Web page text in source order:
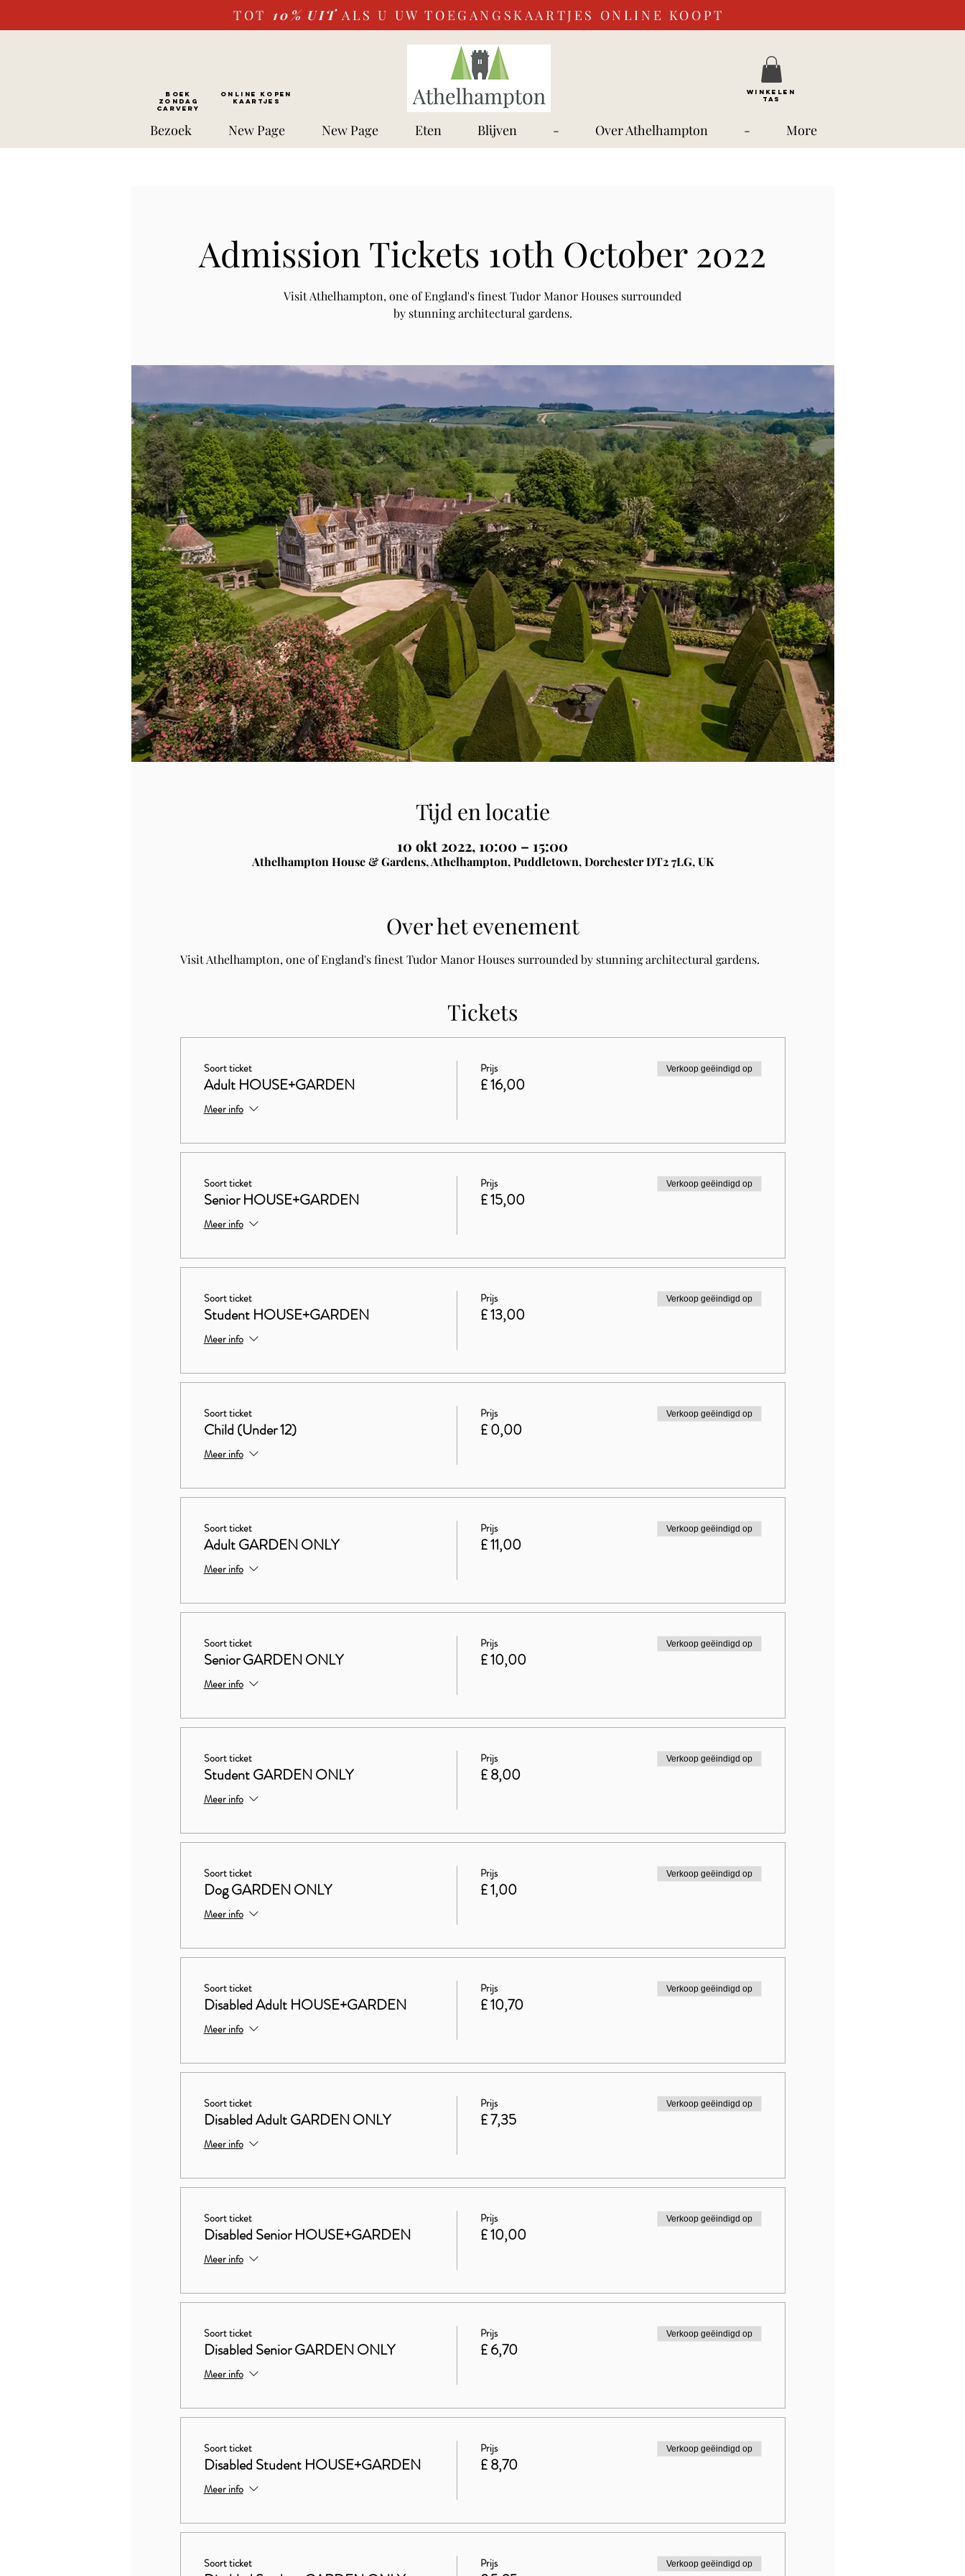
TOT 10% UIT ALS U UW TOEGANGSKAARTJES ONLINE KOOPT
BOEK
ZONDAG
CARVERY
ONLINE kopen
Kaartjes
WINKELEN
TAS
Bezoek New Page New Page Eten Blijven - Over Athelhampton - More
Admission Tickets 10th October 2022
Visit Athelhampton, one of England's finest Tudor Manor Houses surrounded
by stunning architectural gardens.
Tijd en locatie
10 okt 2022, 10:00 – 15:00
Athelhampton House & Gardens, Athelhampton, Puddletown, Dorchester DT2 7LG, UK
Over het evenement
Visit Athelhampton, one of England's finest Tudor Manor Houses surrounded by stunning architectural gardens.
Tickets
Soort ticket
Adult HOUSE+GARDEN
Meer info
Prijs
£ 16,00
Verkoop geëindigd op
Soort ticket
Senior HOUSE+GARDEN
Meer info
Prijs
£ 15,00
Verkoop geëindigd op
Soort ticket
Student HOUSE+GARDEN
Meer info
Prijs
£ 13,00
Verkoop geëindigd op
Soort ticket
Child (Under 12)
Meer info
Prijs
£ 0,00
Verkoop geëindigd op
Soort ticket
Adult GARDEN ONLY
Meer info
Prijs
£ 11,00
Verkoop geëindigd op
Soort ticket
Senior GARDEN ONLY
Meer info
Prijs
£ 10,00
Verkoop geëindigd op
Soort ticket
Student GARDEN ONLY
Meer info
Prijs
£ 8,00
Verkoop geëindigd op
Soort ticket
Dog GARDEN ONLY
Meer info
Prijs
£ 1,00
Verkoop geëindigd op
Soort ticket
Disabled Adult HOUSE+GARDEN
Meer info
Prijs
£ 10,70
Verkoop geëindigd op
Soort ticket
Disabled Adult GARDEN ONLY
Meer info
Prijs
£ 7,35
Verkoop geëindigd op
Soort ticket
Disabled Senior HOUSE+GARDEN
Meer info
Prijs
£ 10,00
Verkoop geëindigd op
Soort ticket
Disabled Senior GARDEN ONLY
Meer info
Prijs
£ 6,70
Verkoop geëindigd op
Soort ticket
Disabled Student HOUSE+GARDEN
Meer info
Prijs
£ 8,70
Verkoop geëindigd op
Soort ticket Prijs Verkoop geëindigd op